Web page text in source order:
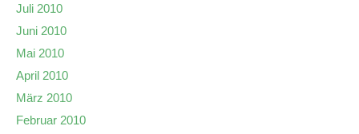
Juli 2010
Juni 2010
Mai 2010
April 2010
März 2010
Februar 2010